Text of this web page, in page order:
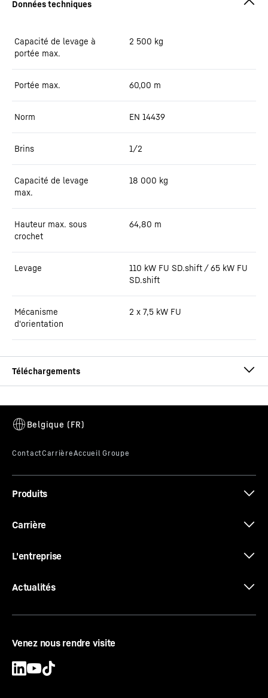
Capacité de levage à
portée max.
2 500 kg
Portée max. 60,00 m
Norm EN 14439
Brins 1/2
Capacité de levage
max.
18 000 kg
Hauteur max. sous
crochet
64,80 m
Levage
110 kW FU SD.shift / 65 kW FU
SD.shift
Mécanisme
d'orientation
2 x 7,5 kW FU
Produits
Carrière
L'entreprise
Actualités
Venez nous rendre visite